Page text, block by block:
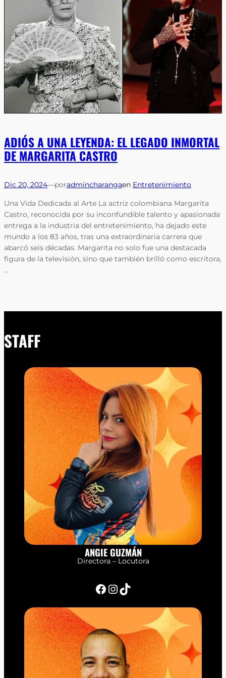
ADIÓS A UNA LEYENDA: EL LEGADO INMORTAL
DE MARGARITA CASTRO
Dic 20, 2024—poradmincharangaen Entretenimiento
Una Vida Dedicada al Arte La actriz colombiana Margarita
Castro, reconocida por su inconfundible talento y apasionada
entrega a la industria del entretenimiento, ha dejado este
mundo a los 83 años, tras una extraordinaria carrera que
abarcó seis décadas. Margarita no solo fue una destacada
figura de la televisión, sino que también brilló como escritora,
…
STAFF
ANGIE GUZMÁN
Directora – Locutora
Facebook InstagramTikTok